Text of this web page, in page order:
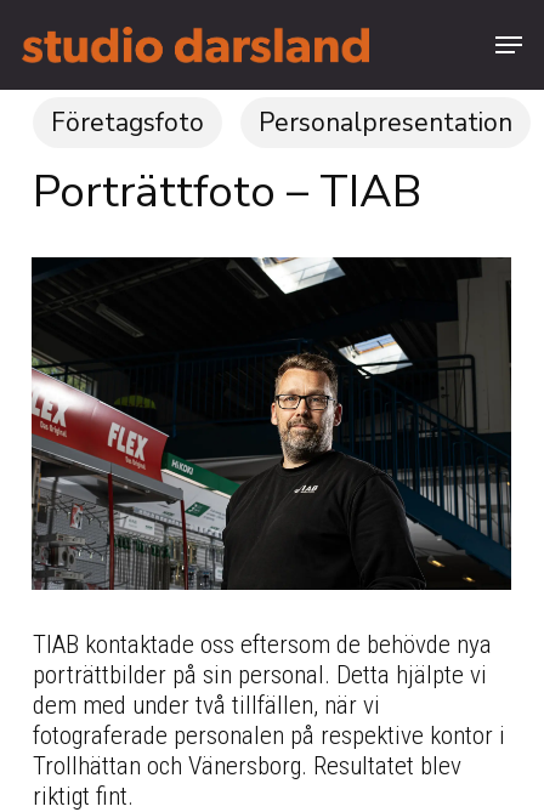
content
Menu
Företagsfoto Personalpresentation
Porträttfoto – TIAB
TIAB kontaktade oss eftersom de behövde nya
porträttbilder på sin personal. Detta hjälpte vi
dem med under två tillfällen, när vi
fotograferade personalen på respektive kontor i
Trollhättan och Vänersborg. Resultatet blev
riktigt fint.